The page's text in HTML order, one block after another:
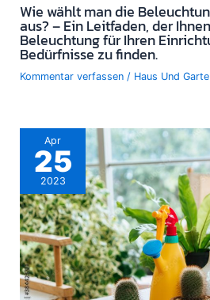
Wie wählt man die
aus? – Ein Leitfaden, der
Beleuchtung für Ihren
Bedürfnisse zu finden.
Kommentar verfassen / Haus Und
Apr
25
2023